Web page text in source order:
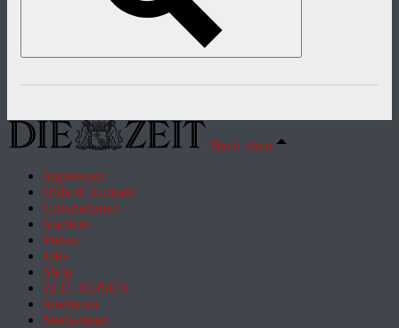
Nach oben
Impressum
Hilfe & Kontakt
Unternehmen
Karriere
Presse
Jobs
Shop
ZEIT REISEN
Inserieren
Mediadaten